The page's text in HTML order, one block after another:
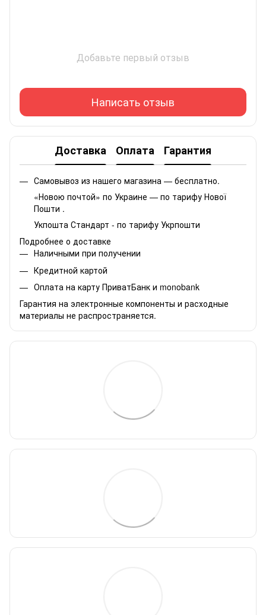
Добавьте первый отзыв
Написать отзыв
Доставка Оплата Гарантия
Самовывоз из нашего магазина — бесплатно.
«Новою почтой» по Украине — по тарифу Нової
Пошти .
Укпошта Стандарт - по тарифу Укрпошти
Подробнее о доставке
Наличными при получении
Кредитной картой
Оплата на карту ПриватБанк и monobank
Гарантия на электронные компоненты и расходные
материалы не распространяется.